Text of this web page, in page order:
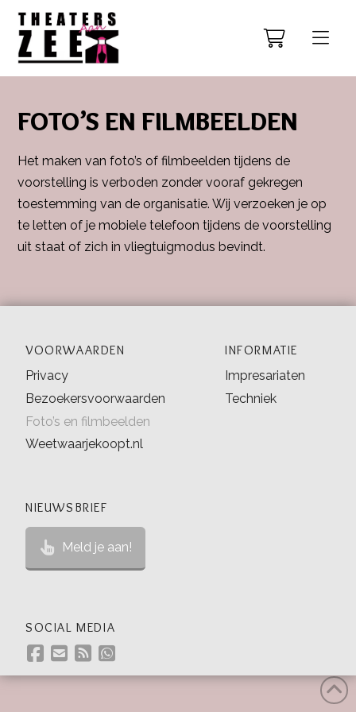
FOTO’S EN FILMBEELDEN
Het maken van foto’s of filmbeelden tijdens de
voorstelling is verboden zonder vooraf gekregen
toestemming van de organisatie. Wij verzoeken je op
te letten of je mobiele telefoon tijdens de voorstelling
uit staat of zich in vliegtuigmodus bevindt.
VOORWAARDEN
Privacy
Bezoekersvoorwaarden
Foto’s en filmbeelden
Weetwaarjekoopt.nl
INFORMATIE
Impresariaten
Techniek
NIEUWSBRIEF
Meld je aan!
SOCIAL MEDIA